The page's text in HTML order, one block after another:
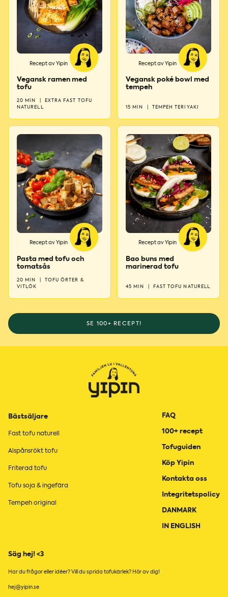
Recept av Yipin
Vegansk ramen med
tofu
20 MIN
EXTRA FAST TOFU
NATURELL
Recept av Yipin
Vegansk poké bowl med
tempeh
15 MIN TEMPEH TERIYAKI
Recept av Yipin
Pasta med tofu och
tomatsås
20 MIN
TOFU ÖRTER &
VITLÖK
Recept av Yipin
Bao buns med
marinerad tofu
45 MIN FAST TOFU NATURELL
SE 100+ RECEPT!
Säg hej! <3
Har du frågor eller idéer? Vill du sprida tofukärlek? Hör av dig!
hej@yipin.se
Bästsäljare
Fast tofu naturell
Alspånsrökt tofu
Friterad tofu
Tofu soja & ingefära
Tempeh original
FAQ
100+ recept
Tofuguiden
Köp Yipin
Kontakta oss
Integritetspolicy
DANMARK
IN ENGLISH